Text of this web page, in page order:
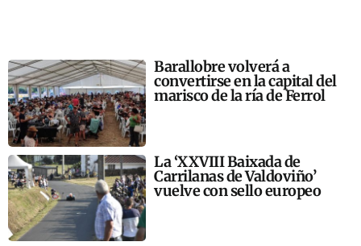
Barallobre volverá a
convertirse en la capital del
marisco de la ría de Ferrol
La ‘XXVIII Baixada de
Carrilanas de Valdoviño’
vuelve con sello europeo